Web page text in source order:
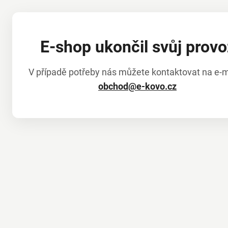
E-shop ukončil svůj
V případě potřeby nás můžete kontaktovat na e-
obchod@e-kovo.cz